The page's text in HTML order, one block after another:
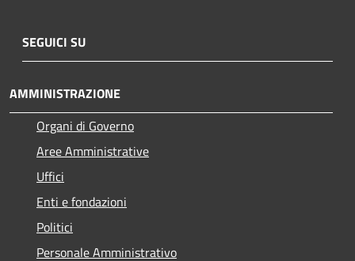
SEGUICI SU
AMMINISTRAZIONE
Organi di Governo
Aree Amministrative
Uffici
Enti e fondazioni
Politici
Personale Amministrativo